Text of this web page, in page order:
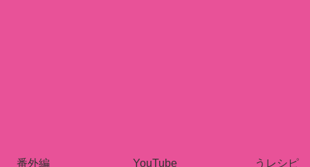
番外編 YouTube うレシピ